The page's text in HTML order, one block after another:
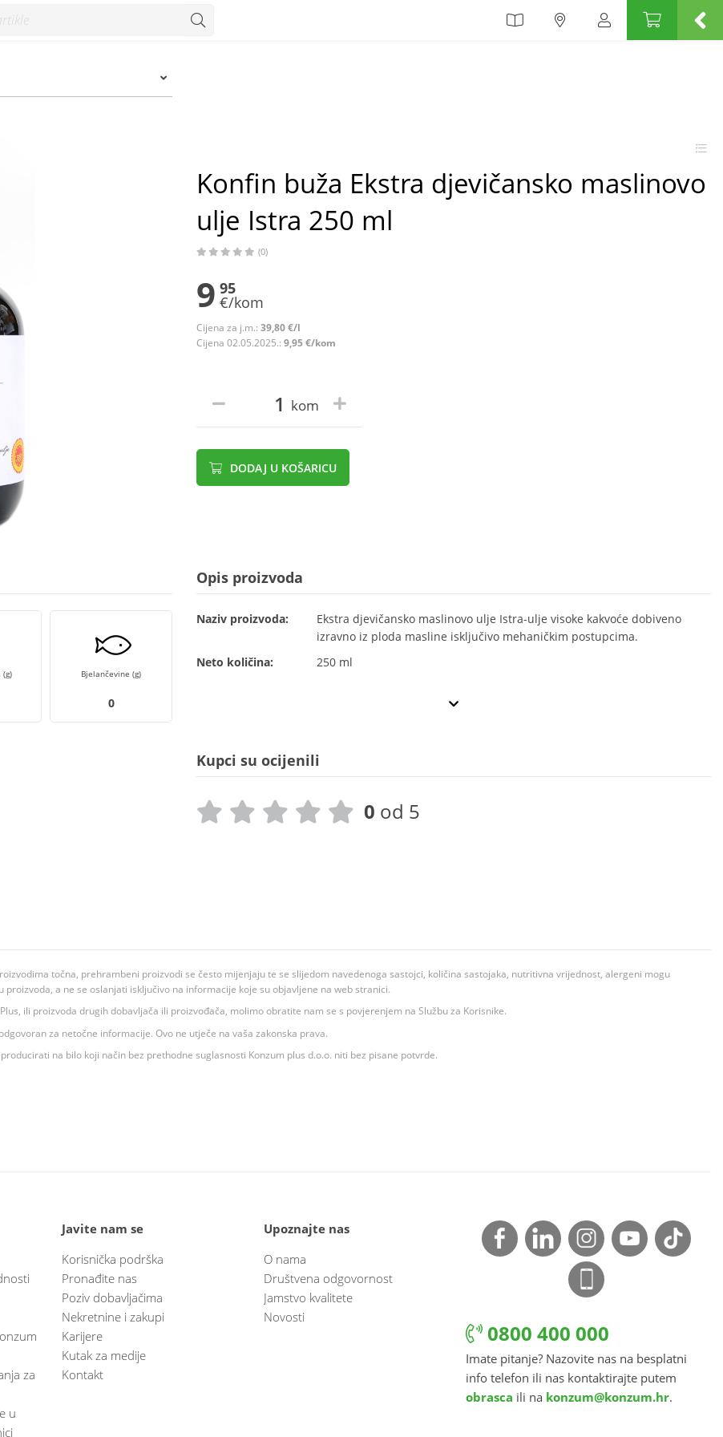
Konfin buža Ekstra djevičansko maslinovo
ulje Istra 250 ml
(0)
9 95
€/kom
Cijena za j.m.: 39,80 €/l
Cijena 02.05.2025.: 9,95 €/kom
kom
DODAJ U KOŠARICU
Bjelančevine (g)
0
Opis proizvoda
Naziv proizvoda:
Ekstra djevičansko maslinovo ulje Istra-ulje visoke kakvoće dobiveno
izravno iz ploda masline isključivo mehaničkim postupcima.
Neto količina:
250 ml
Kupci su ocijenili
0 od 5
točna, prehrambeni proizvodi se često mijenjaju te se slijedom navedenoga sastojci, količina sastojaka, nutritivna vrijednost, alergeni mogu
a ne se oslanjati isključivo na informacije koje su objavljene na web stranici.
ili proizvoda drugih dobavljača ili proizvođača, molimo obratite nam se s povjerenjem na Službu za Korisnike.
za netočne informacije. Ovo ne utječe na vaša zakonska prava.
na bilo koji način bez prethodne suglasnosti Konzum plus d.o.o. niti bez pisane potvrde.
za
u
Javite nam se
Korisnička podrška
Pronađite nas
Poziv dobavljačima
Nekretnine i zakupi
Karijere
Kutak za medije
Kontakt
Upoznajte nas
O nama
Društvena odgovornost
Jamstvo kvalitete
Novosti
0800 400 000
Imate pitanje? Nazovite nas na besplatni
info telefon ili nas kontaktirajte putem
obrasca ili na konzum@konzum.hr.